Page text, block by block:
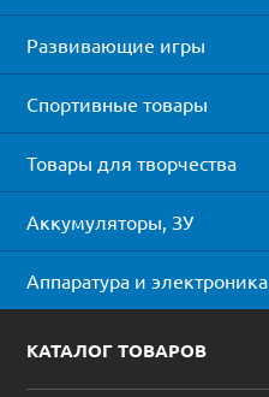
Развивающие игры
Спортивные товары
Товары для творчества
Аккумуляторы, ЗУ
Аппаратура и электроника
КАТАЛОГ ТОВАРОВ